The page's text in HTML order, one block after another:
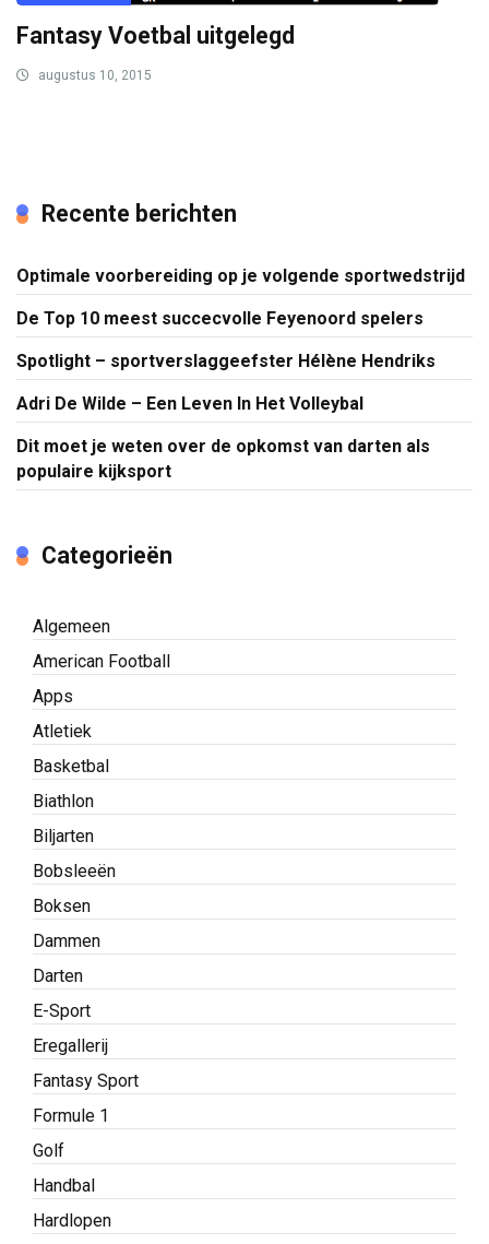
Fantasy Voetbal uitgelegd
augustus 10, 2015
Recente berichten
Optimale voorbereiding op je volgende sportwedstrijd
De Top 10 meest succecvolle Feyenoord spelers
Spotlight – sportverslaggeefster Hélène Hendriks
Adri De Wilde – Een Leven In Het Volleybal
Dit moet je weten over de opkomst van darten als
populaire kijksport
Categorieën
Algemeen
American Football
Apps
Atletiek
Basketbal
Biathlon
Biljarten
Bobsleeën
Boksen
Dammen
Darten
E-Sport
Eregallerij
Fantasy Sport
Formule 1
Golf
Handbal
Hardlopen